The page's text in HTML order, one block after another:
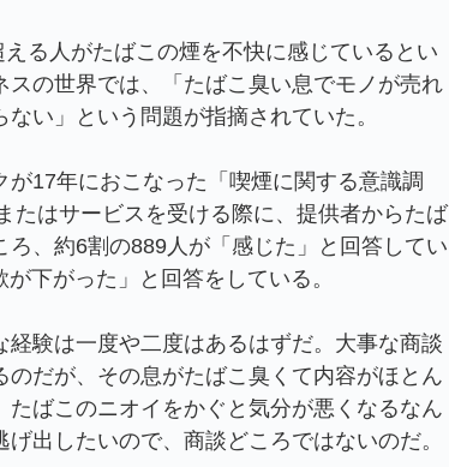
る人がたばこの煙を不快に感じているとい
の世界では、「たばこ臭い息でモノが売れ
い」という問題が指摘されていた。
17年におこなった「喫煙に関する意識調
たはサービスを受ける際に、提供者からたば
、約6割の889人が「感じた」と回答してい
下がった」と回答をしている。
験は一度や二度はあるはずだ。大事な商談
だが、その息がたばこ臭くて内容がほとん
ばこのニオイをかぐと気分が悪くなるなん
出したいので、商談どころではないのだ。